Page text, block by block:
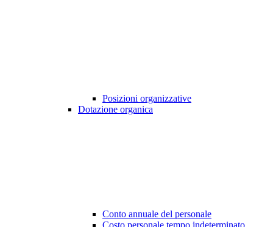
Posizioni organizzative
Dotazione organica
Conto annuale del personale